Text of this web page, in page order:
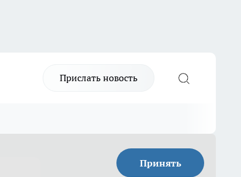
Прислать новость
Принять